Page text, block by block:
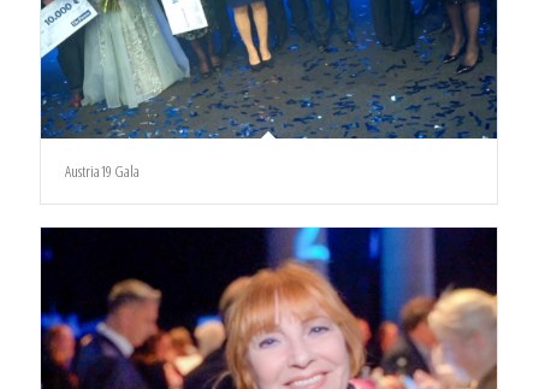
Austria19 Gala